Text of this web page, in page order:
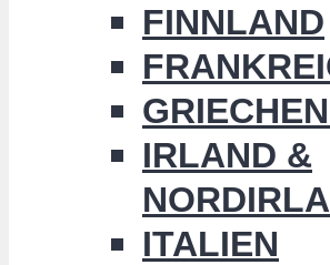
FINNLAND
IRLAND &
ITALIEN